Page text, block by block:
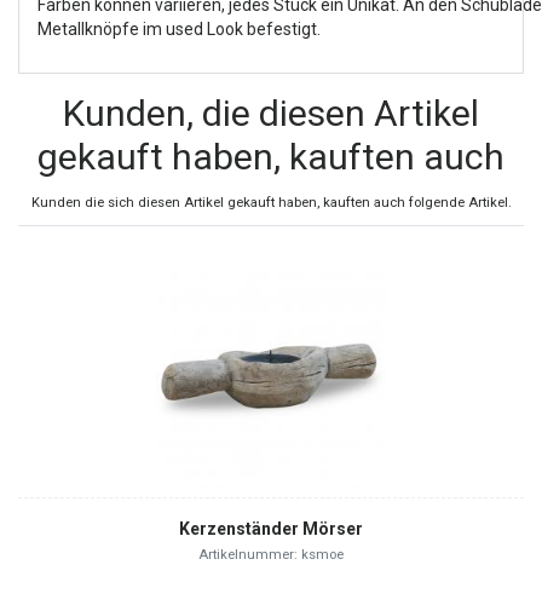
Farben können variieren, jedes Stück ein Unikat. An den
Metallknöpfe im used Look befestigt.
Kunden, die diesen Artikel
gekauft haben, kauften auch
Kunden die sich diesen Artikel gekauft haben, kauften auch folgende Artikel.
Kerzenständer Mörser
Artikelnummer: ksmoe